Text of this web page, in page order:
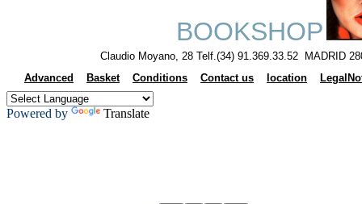
BOOKSHOP
Claudio Moyano, 28 Telf.(34) 91.369.33.52 MADRID
Advanced
Basket Conditions Contact us location
Powered by Translate